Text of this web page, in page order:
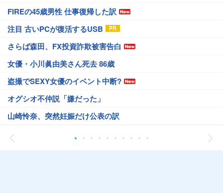
FIREの45歳男性 仕事復帰した訳
注目 古いPCが復活するUSB
さらば森田、FX投資詐欺被害告白
女優・小川眞由美さん死去 86歳
盗撮でSEXY女優のイベント中断?
オグシオ不仲説「嫌だった」
山崎怜奈、突然妊娠だけ公表の訳